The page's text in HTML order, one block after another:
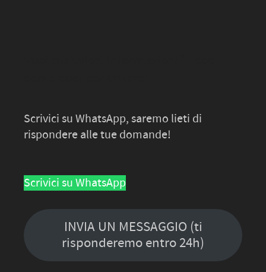
Scrivici su WhatsApp, saremo lieti di
rispondere alle tue domande!
Scrivici su WhatsApp
INVIA UN MESSAGGIO (ti
risponderemo entro 24h)